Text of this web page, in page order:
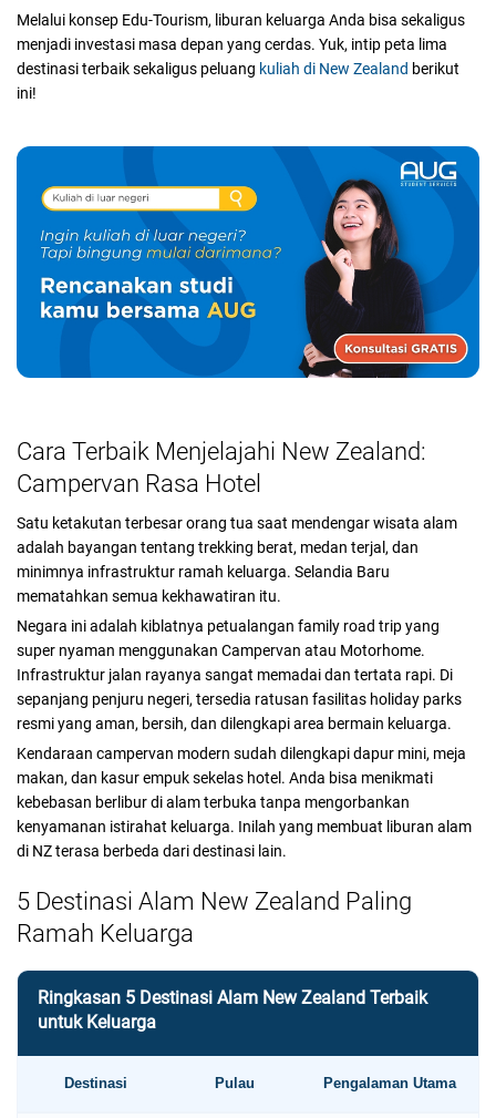
Melalui konsep Edu-Tourism, liburan keluarga Anda bisa sekaligus
menjadi investasi masa depan yang cerdas. Yuk, intip peta lima
destinasi terbaik sekaligus peluang kuliah di New Zealand berikut
ini!
Cara Terbaik Menjelajahi New Zealand:
Campervan Rasa Hotel
Satu ketakutan terbesar orang tua saat mendengar wisata alam
adalah bayangan tentang trekking berat, medan terjal, dan
minimnya infrastruktur ramah keluarga. Selandia Baru
mematahkan semua kekhawatiran itu.
Negara ini adalah kiblatnya petualangan family road trip yang
super nyaman menggunakan Campervan atau Motorhome.
Infrastruktur jalan rayanya sangat memadai dan tertata rapi. Di
sepanjang penjuru negeri, tersedia ratusan fasilitas holiday parks
resmi yang aman, bersih, dan dilengkapi area bermain keluarga.
Kendaraan campervan modern sudah dilengkapi dapur mini, meja
makan, dan kasur empuk sekelas hotel. Anda bisa menikmati
kebebasan berlibur di alam terbuka tanpa mengorbankan
kenyamanan istirahat keluarga. Inilah yang membuat liburan alam
di NZ terasa berbeda dari destinasi lain.
5 Destinasi Alam New Zealand Paling
Ramah Keluarga
Ringkasan 5 Destinasi Alam New Zealand Terbaik
untuk Keluarga
Destinasi Pulau Pengalaman Utama